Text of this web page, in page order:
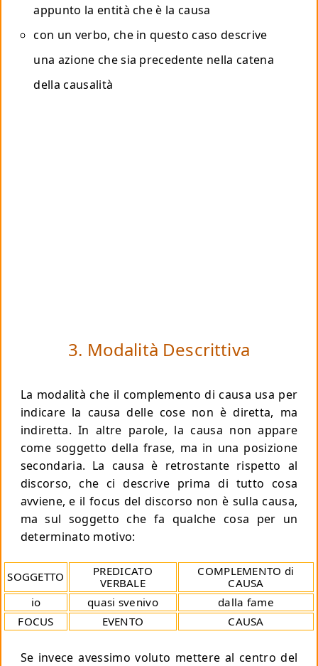
appunto la entità che è la causa
con un verbo, che in questo caso descrive
una azione che sia precedente nella catena
della causalità
3. Modalità Descrittiva
La modalità che il complemento di causa usa per
indicare la causa delle cose non è diretta, ma
indiretta. In altre parole, la causa non appare
come soggetto della frase, ma in una posizione
secondaria. La causa è retrostante rispetto al
discorso, che ci descrive prima di tutto cosa
avviene, e il focus del discorso non è sulla causa,
ma sul soggetto che fa qualche cosa per un
determinato motivo:
SOGGETTO
PREDICATO
VERBALE
COMPLEMENTO di
CAUSA
io
quasi svenivo
dalla fame
FOCUS
EVENTO CAUSA
Se invece avessimo voluto mettere al centro del